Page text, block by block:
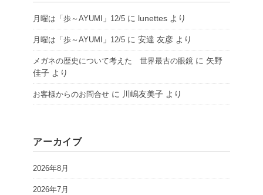
月曜は「歩～AYUMI」12/5 に lunettes より
月曜は「歩～AYUMI」12/5 に 安達 友彦 より
メガネの歴史について考えた 世界最古の眼鏡 に 矢野
佳子 より
お客様からのお問合せ に 川嶋友美子 より
アーカイブ
2026年8月
2026年7月